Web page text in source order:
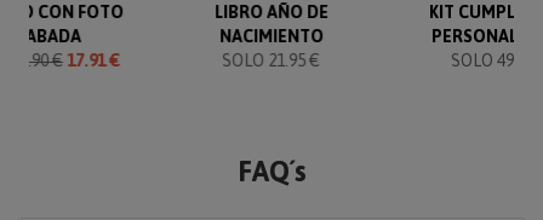
CON FOTO
GRABADA
19.90 €17.91 €
LIBRO AÑO DE
NACIMIENTO
SOLO 21.95 €
KIT
SOLO 49.90
FAQ´s